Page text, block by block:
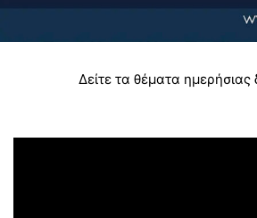
Δείτε τα θέματα ημερήσιας